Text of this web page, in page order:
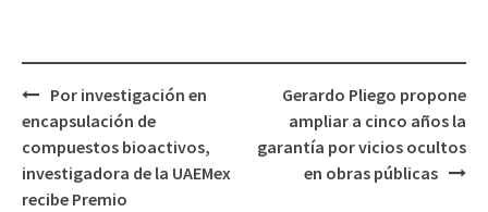
Post
navigation
Por investigación en
encapsulación de
compuestos bioactivos,
investigadora de la UAEMex
recibe Premio
Gerardo Pliego propone
ampliar a cinco años la
garantía por vicios ocultos
en obras públicas